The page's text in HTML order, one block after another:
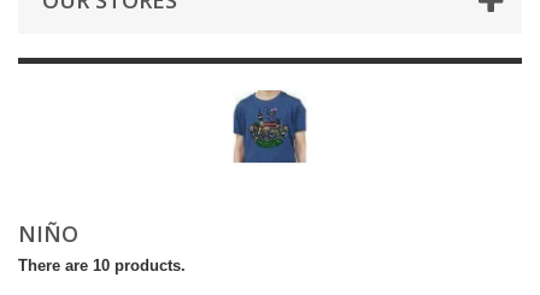
NIÑO
There are 10 products.